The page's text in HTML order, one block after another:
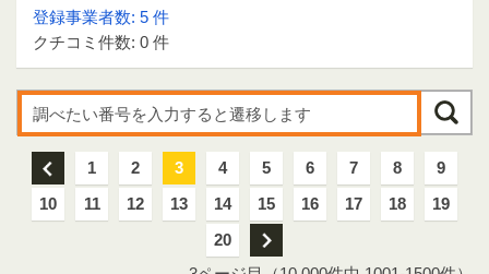
登録事業者数: 5 件
クチコミ件数: 0 件
前 1 2 3 4 5 6 7 8
9
10
11 12 13 14 15 16 17 18
19
20
次